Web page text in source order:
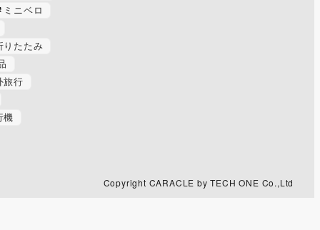
ミニベロ
りたたみ
旅行
機
Copyright CARACLE by TECH ONE Co.,Ltd